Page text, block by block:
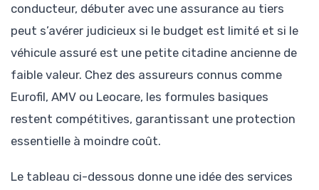
conducteur, débuter avec une assurance au tiers
peut s’avérer judicieux si le budget est limité et si le
véhicule assuré est une petite citadine ancienne de
faible valeur. Chez des assureurs connus comme
Eurofil, AMV ou Leocare, les formules basiques
restent compétitives, garantissant une protection
essentielle à moindre coût.
Le tableau ci-dessous donne une idée des services